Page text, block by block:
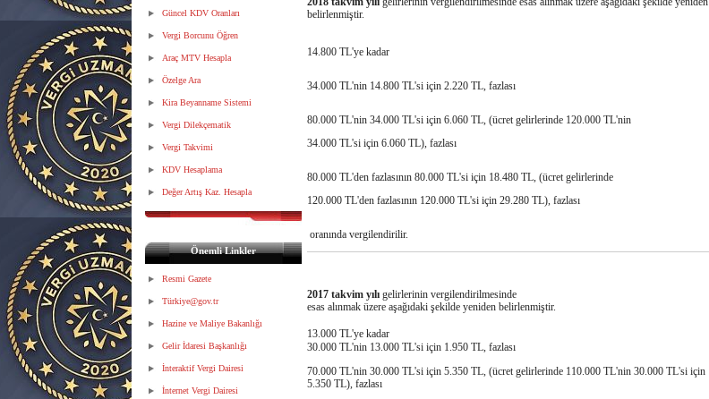
Güncel KDV Oranları
Vergi Borcunu Öğren
Araç MTV Hesapla
Özelge Ara
Kira Beyanname Sistemi
Vergi Dilekçematik
Vergi Takvimi
KDV Hesaplama
Değer Artış Kaz. Hesapla
Önemli Linkler
Resmi Gazete
Türkiye@gov.tr
Hazine ve Maliye Bakanlığı
Gelir İdaresi Başkanlığı
İnteraktif Vergi Dairesi
İnternet Vergi Dairesi
belirlenmiştir.
14.800 TL'ye kadar
34.000 TL'nin 14.800 TL'si için 2.220 TL, fazlası
80.000 TL'nin 34.000 TL'si için 6.060 TL, (ücret gelirlerinde 120.000 TL'nin
34.000 TL'si için 6.060 TL), fazlası
80.000 TL'den fazlasının 80.000 TL'si için 18.480 TL, (ücret gelirlerinde
120.000 TL'den fazlasının 120.000 TL'si için 29.280 TL), fazlası
oranında vergilendirilir.
2017 takvim yılı gelirlerinin vergilendirilmesinde
esas alınmak üzere aşağıdaki şekilde yeniden belirlenmiştir.
13.000 TL'ye kadar
30.000 TL'nin 13.000 TL'si için 1.950 TL, fazlası
70.000 TL'nin 30.000 TL'si için 5.350 TL, (ücret gelirlerinde 110.000 TL'nin 30.000 TL'si için
5.350 TL), fazlası